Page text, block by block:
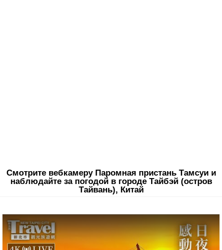
Смотрите вебкамеру Паромная пристань Тамсуи и
наблюдайте за погодой в городе Тайбэй (остров
Тайвань), Китай